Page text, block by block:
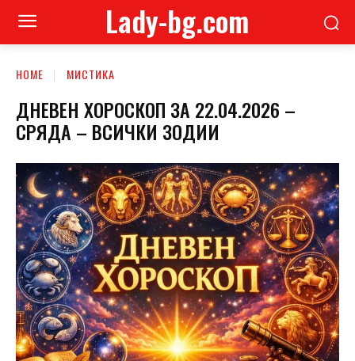
Lady-bg.com
HOME МИСТИКА
ДНЕВЕН ХОРОСКОП ЗА 22.04.2026 –
СРЯДА – ВСИЧКИ ЗОДИИ